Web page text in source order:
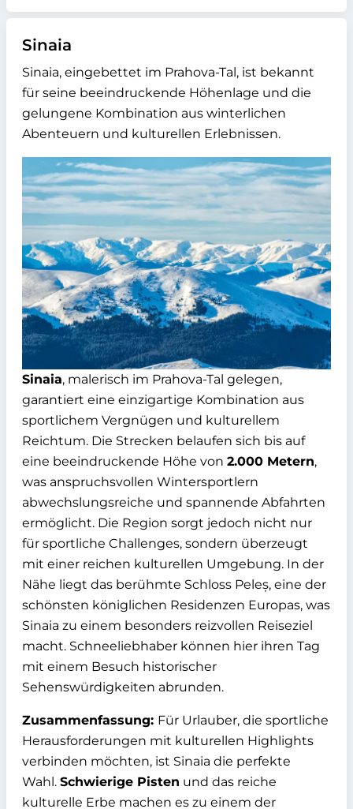
Sinaia
Sinaia, eingebettet im Prahova-Tal, ist bekannt
für seine beeindruckende Höhenlage und die
gelungene Kombination aus winterlichen
Abenteuern und kulturellen Erlebnissen.
Sinaia, malerisch im Prahova-Tal gelegen,
garantiert eine einzigartige Kombination aus
sportlichem Vergnügen und kulturellem
Reichtum. Die Strecken belaufen sich bis auf
eine beeindruckende Höhe von 2.000 Metern,
was anspruchsvollen Wintersportlern
abwechslungsreiche und spannende Abfahrten
ermöglicht. Die Region sorgt jedoch nicht nur
für sportliche Challenges, sondern überzeugt
mit einer reichen kulturellen Umgebung. In der
Nähe liegt das berühmte Schloss Peleș, eine der
schönsten königlichen Residenzen Europas, was
Sinaia zu einem besonders reizvollen Reiseziel
macht. Schneeliebhaber können hier ihren Tag
mit einem Besuch historischer
Sehenswürdigkeiten abrunden.
Zusammenfassung: Für Urlauber, die sportliche
Herausforderungen mit kulturellen Highlights
verbinden möchten, ist Sinaia die perfekte
Wahl. Schwierige Pisten und das reiche
kulturelle Erbe machen es zu einem der